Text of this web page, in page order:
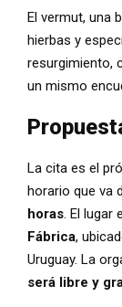
El vermut, una
hierbas y
resurgimiento,
un mismo
La cita es el
horario que va
horas. El lugar
Fábrica,
Uruguay. La
será libre y